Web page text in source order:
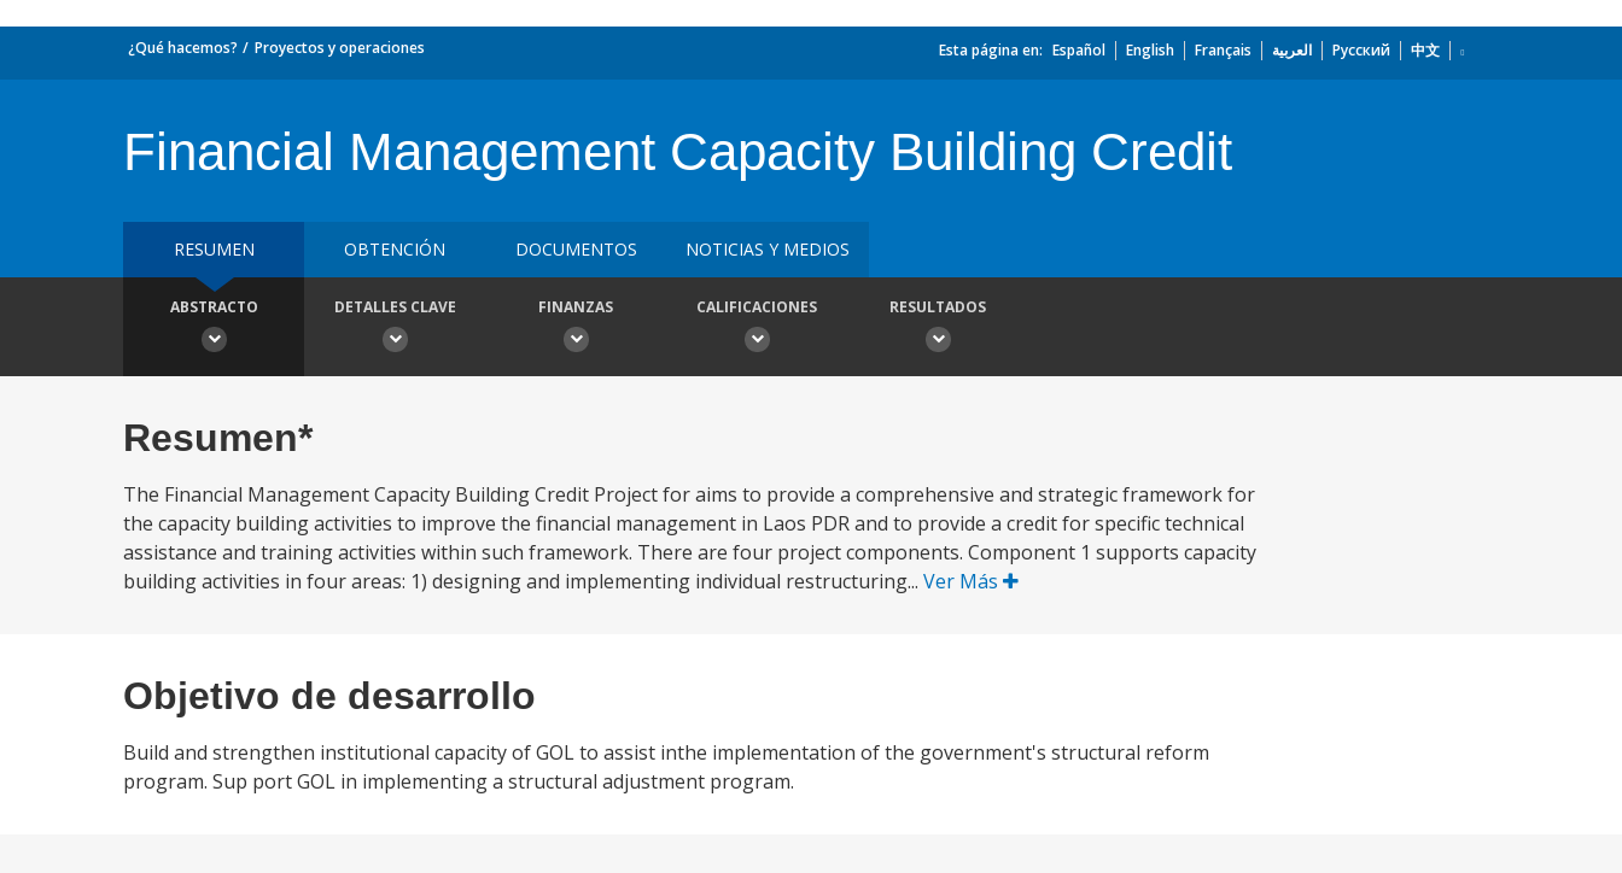
¿Qué hacemos? Proyectos y operaciones Esta página en: Español English Français العربية Русский 中文
Financial Management Capacity Building Credit
RESUMEN OBTENCIÓN DOCUMENTOS NOTICIAS Y MEDIOS
ABSTRACTO DETALLES CLAVE FINANZAS CALIFICACIONES RESULTADOS
Resumen*
The Financial Management Capacity Building Credit Project for aims to provide a comprehensive and strategic framework for
the capacity building activities to improve the financial management in Laos PDR and to provide a credit for specific technical
assistance and training activities within such framework. There are four project components. Component 1 supports capacity
building activities in four areas: 1) designing and implementing individual restructuring... Ver Más
Objetivo de desarrollo
Build and strengthen institutional capacity of GOL to assist inthe implementation of the government's structural reform
program. Sup port GOL in implementing a structural adjustment program.